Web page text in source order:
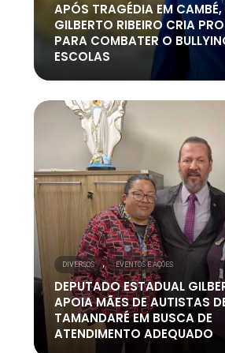
APÓS TRAGÉDIA EM
GILBERTO RIBEIRO CRIA
PARA COMBATER O
ESCOLAS
DIVERSOS , EVENTOS E AÇÕES
DEPUTADO ESTADUAL
APOIA MÃES DE AUTISTAS
TAMANDARÉ EM BUSCA DE
ATENDIMENTO ADEQUADO